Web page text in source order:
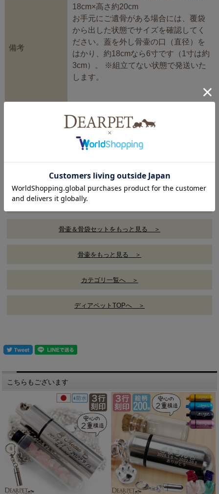
備考
18cm×高さ約20cm
お手元にご遺骨がある場合には、覆袋
から出した状態でサイズを確認してく
ださい。蓋を外し骨壷の口（直径）を
はかり、約18cmなら6寸です（1寸は約
3cm）。 ※組立てない状態で発送いた
します。
■2.5寸
■4寸
骨袋をもっと見る ＞
骨壷＆骨袋セットをもっと見る ＞
骨壷をもっと見る ＞
カテゴリ一覧へ ＞
ディアペットTOPへ ＞
こちらもございます